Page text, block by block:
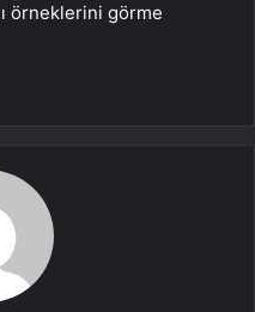
örneklerini görme